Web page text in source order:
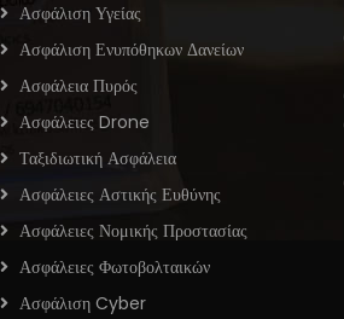
Ασφάλιση Υγείας
Ασφάλιση Ενυπόθηκων Δανείων
Ασφάλεια Πυρός
Ασφάλειες Drone
Ταξιδιωτική Ασφάλεια
Ασφάλειες Αστικής Ευθύνης
Ασφάλειες Νομικής Προστασίας
Ασφάλειες Φωτοβολταικών
Ασφάλιση Cyber